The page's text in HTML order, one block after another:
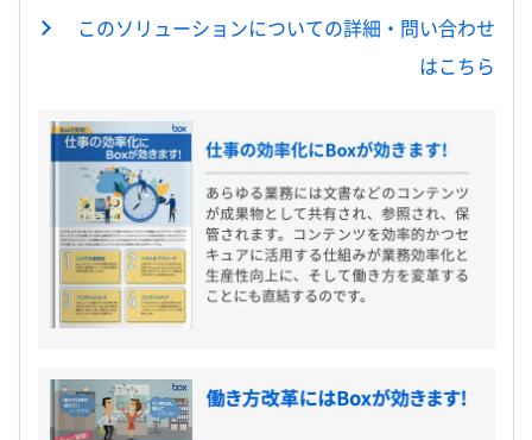
このソリューションについての詳細・問い合わせ
はこちら